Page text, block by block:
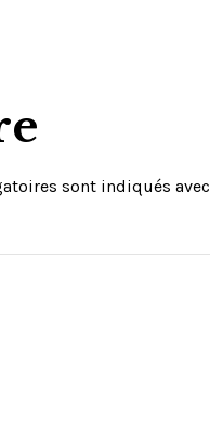
sont indiqués avec